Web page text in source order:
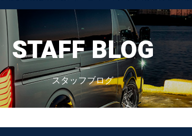
STAFF BLOG
スタッフブログ